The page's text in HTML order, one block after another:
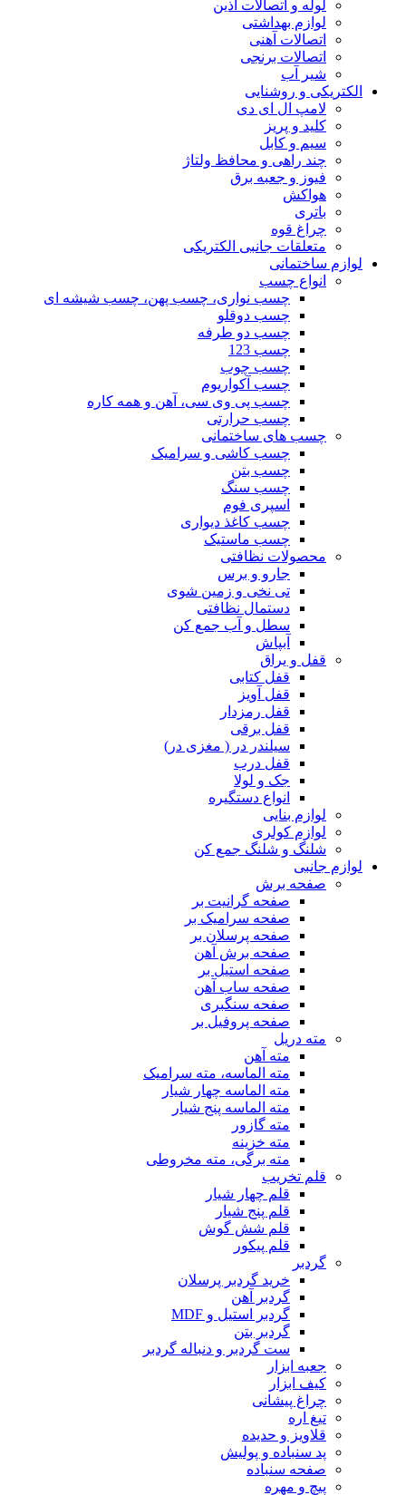
لوله و اتصالات آذین
لوازم بهداشتی
اتصالات آهنی
اتصالات برنجی
شیر آب
الکتریکی و روشنایی
لامپ ال ای دی
کلید و پریز
سیم و کابل
چند راهی و محافظ ولتاژ
فیوز و جعبه برق
هواکش
باتری
چراغ قوه
متعلقات جانبی الکتریکی
لوازم ساختمانی
انواع چسب
چسب نواری، چسب پهن، چسب شیشه ای
چسب دوقلو
چسب دو طرفه
چسب 123
چسب چوب
چسب آکواریوم
چسب پی وی سی، آهن و همه کاره
چسب حرارتی
چسب های ساختمانی
چسب کاشی و سرامیک
چسب بتن
چسب سنگ
اسپری فوم
چسب کاغذ دیواری
چسب ماستیک
محصولات نظافتی
جارو و برس
تی نخی و زمین شوی
دستمال نظافتی
سطل و آب جمع کن
آبپاش
قفل و یراق
قفل کتابی
قفل آویز
قفل رمزدار
قفل برقی
سیلندر در ( مغزی در)
قفل درب
جک و لولا
انواع دستگیره
لوازم بنایی
لوازم کولری
شلنگ و شلنگ جمع کن
لوازم جانبی
صفحه برش
صفحه گرانیت بر
صفحه سرامیک بر
صفحه پرسلان بر
صفحه برش آهن
صفحه استیل بر
صفحه ساب آهن
صفحه سنگبری
صفحه پروفیل بر
مته دریل
مته آهن
مته الماسه، مته سرامیک
مته الماسه چهار شیار
مته الماسه پنج شیار
مته گازور
مته خزینه
مته برگی، مته مخروطی
قلم تخریب
قلم چهار شیار
قلم پنج شیار
قلم شش گوش
قلم پیکور
گردبر
خرید گردبر پرسلان
گردبر آهن
گردبر استیل و MDF
گردبر بتن
ست گردبر و دنباله گردبر
جعبه ابزار
کیف ابزار
چراغ پیشانی
تیغ اره
قلاویز و حدیده
پد سنباده و پولیش
صفحه سنباده
پیچ و مهره